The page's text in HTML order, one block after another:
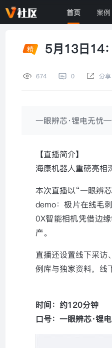
首页 案例
5月13日14
674 0 分享
一眼辨芯·锂电无忧
【直播简介】
海康机器人重磅亮相
本次直播以“一眼辨
demo：极片在线毛
0X智能相机凭借边
产。
直播还设置线下采访
例库与独家资料，线
时间：约120分钟
口号：一眼辨芯·锂电